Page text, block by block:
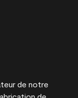
de notre
de